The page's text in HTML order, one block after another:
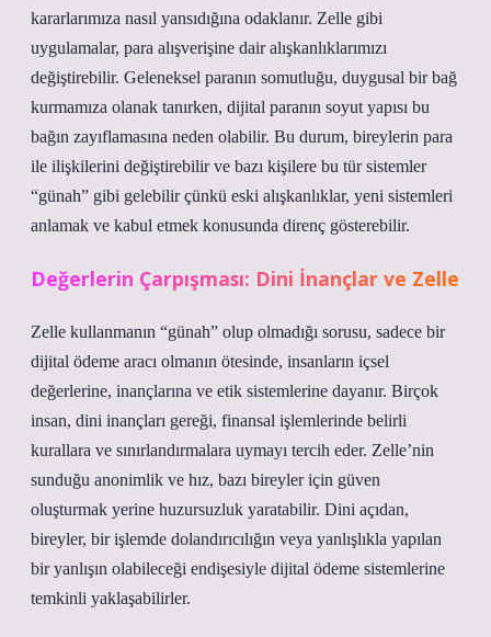
kararlarımıza nasıl yansıdığına odaklanır. Zelle gibi
uygulamalar, para alışverişine dair alışkanlıklarımızı
değiştirebilir. Geleneksel paranın somutluğu, duygusal bir bağ
kurmamıza olanak tanırken, dijital paranın soyut yapısı bu
bağın zayıflamasına neden olabilir. Bu durum, bireylerin para
ile ilişkilerini değiştirebilir ve bazı kişilere bu tür sistemler
“günah” gibi gelebilir çünkü eski alışkanlıklar, yeni sistemleri
anlamak ve kabul etmek konusunda direnç gösterebilir.
Değerlerin Çarpışması: Dini İnançlar ve Zelle
Zelle kullanmanın “günah” olup olmadığı sorusu, sadece bir
dijital ödeme aracı olmanın ötesinde, insanların içsel
değerlerine, inançlarına ve etik sistemlerine dayanır. Birçok
insan, dini inançları gereği, finansal işlemlerinde belirli
kurallara ve sınırlandırmalara uymayı tercih eder. Zelle’nin
sunduğu anonimlik ve hız, bazı bireyler için güven
oluşturmak yerine huzursuzluk yaratabilir. Dini açıdan,
bireyler, bir işlemde dolandırıcılığın veya yanlışlıkla yapılan
bir yanlışın olabileceği endişesiyle dijital ödeme sistemlerine
temkinli yaklaşabilirler.